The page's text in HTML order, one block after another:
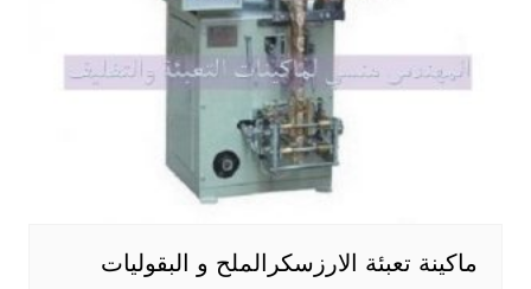
ماكينة تعبئة الارزسكرالملح و البقوليات